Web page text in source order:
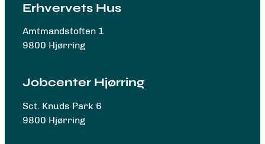
Erhvervets Hus
Amtmandstoften 1
9800 Hjørring
Jobcenter Hjørring
Sct. Knuds Park 6
9800 Hjørring